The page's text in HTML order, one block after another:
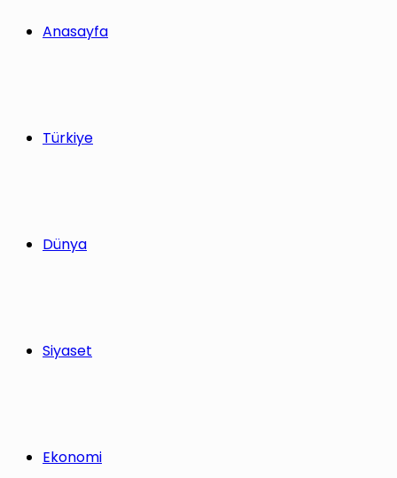
Anasayfa
Türkiye
Dünya
Siyaset
Ekonomi